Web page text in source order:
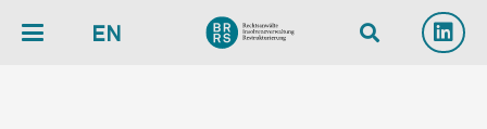
EN